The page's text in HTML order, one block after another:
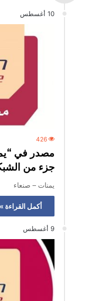
10 أغسطس
426
مصدر في
جزء من
يمنات – صنعاء
أكمل القراءة »
9 أغسطس